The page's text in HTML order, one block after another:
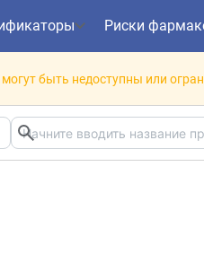
Риски
быть недоступны или